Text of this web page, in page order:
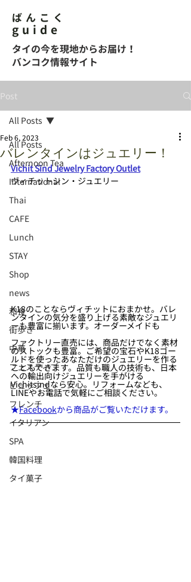
ばんこく
guide
タイの今を現地からお届け！
バンコク情報サイト
Post
All Posts
Afternoon Tea
International
Thai
CAFE
Lunch
STAY
Shop
news
和食
街歩き
中華
フェスティブ
ビュッフェ
フレンチ
イタリアン
SPA
韓国料理
タイ菓子
All Posts
バレンタインはジュエリー！
Feb 6, 2023
Vichit Sind Jewelry Factory Outlet
ヴィチットシン・ジュエリー
K18のことならヴィチットにおまかせ。バレ
ンタインの気分を盛り上げる素敵なジュエリ
ーも豊富に揃います。オーダーメイドも
ファクトリー直売には、商品だけでなく素材
のストックも豊富。ご希望の宝石やK18ゴー
ルドを使ったあなただけのジュエリーを作る
こともできます。品質も職人の技術も、日本
への輸出向けジュエリーを手がける
Vichitsindなら安心。リフォームなども、
LINEやお電話で気軽にご相談ください。
★Facebookから商品がご覧いただけます。